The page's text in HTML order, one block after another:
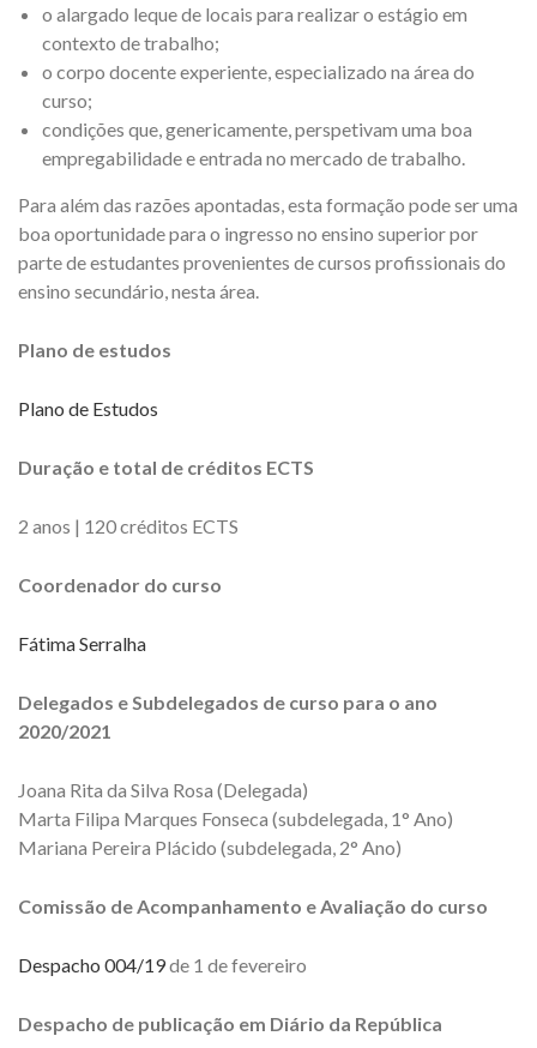
o alargado leque de locais para realizar o estágio em
contexto de trabalho;
o corpo docente experiente, especializado na área do
curso;
condições que, genericamente, perspetivam uma boa
empregabilidade e entrada no mercado de trabalho.
Para além das razões apontadas, esta formação pode ser uma
boa oportunidade para o ingresso no ensino superior por
parte de estudantes provenientes de cursos profissionais do
ensino secundário, nesta área.
Plano de estudos
Plano de Estudos
Duração e total de créditos ECTS
2 anos | 120 créditos ECTS
Coordenador do curso
Fátima Serralha
Delegados e Subdelegados de curso para o ano
2020/2021
Joana Rita da Silva Rosa (Delegada)
Marta Filipa Marques Fonseca (subdelegada, 1° Ano)
Mariana Pereira Plácido (subdelegada, 2° Ano)
Comissão de Acompanhamento e Avaliação do curso
Despacho 004/19de 1 de fevereiro
Despacho de publicação em Diário da República